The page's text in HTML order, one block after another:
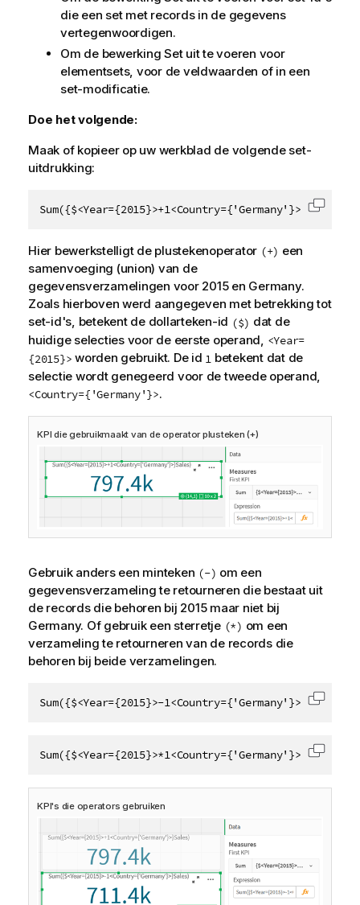
die een set met records in de gegevens
vertegenwoordigen.
Om de bewerking Set uit te voeren voor
elementsets, voor de veldwaarden of in een
set-modificatie.
Doe het volgende:
Maak of kopieer op uw werkblad de volgende set-
uitdrukking:
Sum({$<Year={2015}>+1<Country={'Germany'}>}Sales)
Code
Hier bewerkstelligt de plustekenoperator (+) een
samenvoeging (union) van de
gegevensverzamelingen voor 2015en Germany.
Zoals hierboven werd aangegeven met betrekking tot
set-id's, betekent de dollarteken-id ($) dat de
huidige selecties voor de eerste operand, <Year=
{2015}> worden gebruikt. De id 1 betekent dat de
selectie wordt genegeerd voor de tweede operand,
<Country={'Germany'}>.
KPI die gebruikmaakt van de operator plusteken (+)
Gebruik anders een minteken (-) om een
gegevensverzameling te retourneren die bestaat uit
de records die behoren bij 2015 maar niet bij
Germany. Of gebruik een sterretje (*) om een
verzameling te retourneren van de records die
behoren bij beide verzamelingen.
Sum({$<Year={2015}>-1<Country={'Germany'}>}Sales)
Code
Sum({$<Year={2015}>*1<Country={'Germany'}>}Sales)
Code
KPI's die operators gebruiken